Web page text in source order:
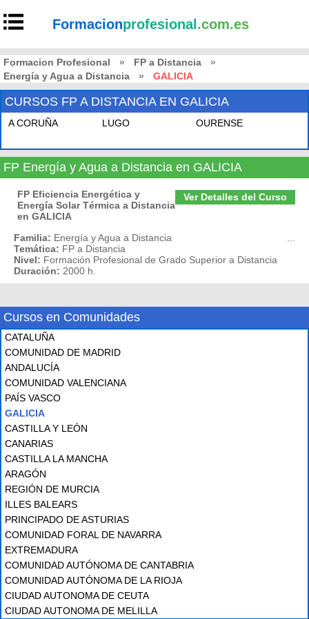
Formacionprofesional .com.es
Formacion Profesional » FP a Distancia
»
Energía y Agua a Distancia
» GALICIA
CURSOS FP A DISTANCIA EN GALICIA
A CORUÑA LUGO OURENSE
FP Energía y Agua a Distancia en GALICIA
Ver Detalles del Curso
FP Eficiencia Energética y
Energía Solar Térmica a Distancia
en GALICIA
Familia: Energía y Agua a Distancia
Temática: FP a Distancia
Nivel: Formación Profesional de Grado Superior a Distancia
Duración: 2000 h.
Cursos en Comunidades
CATALUÑA
COMUNIDAD DE MADRID
ANDALUCÍA
COMUNIDAD VALENCIANA
PAÍS VASCO
GALICIA
CASTILLA Y LEÓN
CANARIAS
CASTILLA LA MANCHA
ARAGÓN
REGIÓN DE MURCIA
ILLES BALEARS
PRINCIPADO DE ASTURIAS
COMUNIDAD FORAL DE NAVARRA
EXTREMADURA
COMUNIDAD AUTÓNOMA DE CANTABRIA
COMUNIDAD AUTÓNOMA DE LA RIOJA
CIUDAD AUTONOMA DE CEUTA
CIUDAD AUTONOMA DE MELILLA